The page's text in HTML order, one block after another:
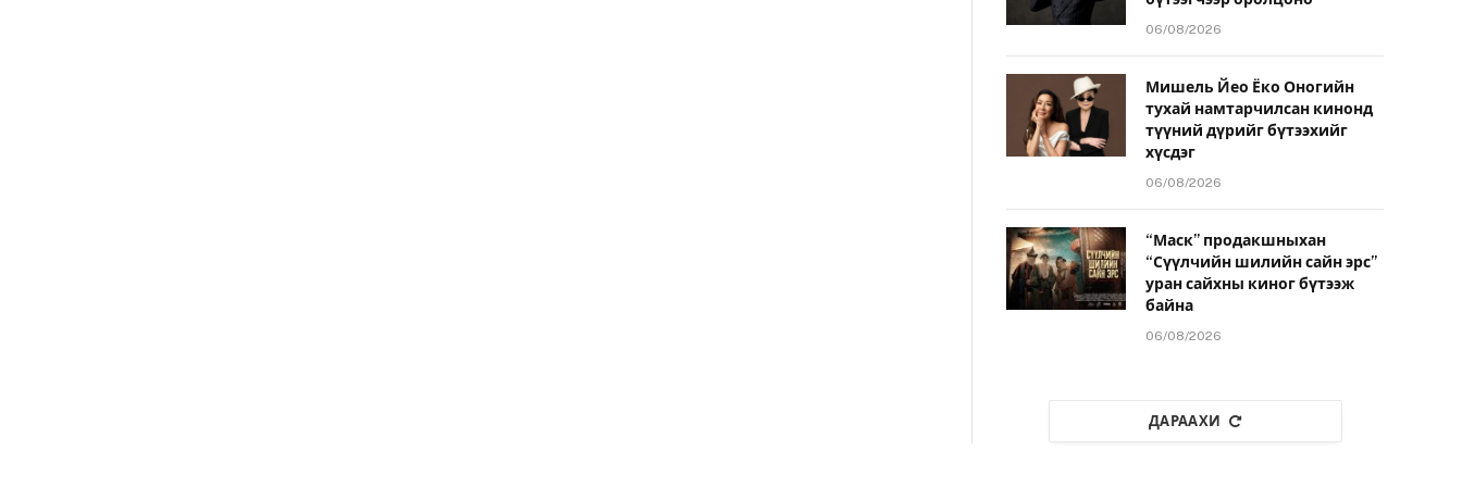
06/08/2026
Мишель Йео Ёко Оногийн
тухай намтарчилсан кинонд
түүний дүрийг бүтээхийг
хүсдэг
06/08/2026
“Маск” продакшныхан
“Сүүлчийн шилийн сайн эрс”
уран сайхны киног бүтээж
байна
06/08/2026
ДАРААХИ